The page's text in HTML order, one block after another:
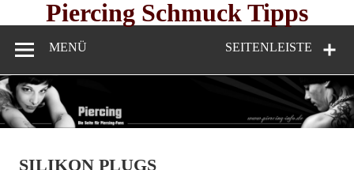
Piercing Schmuck Tipps
SEITENLEISTE
MENÜ
SILIKON PLUGS